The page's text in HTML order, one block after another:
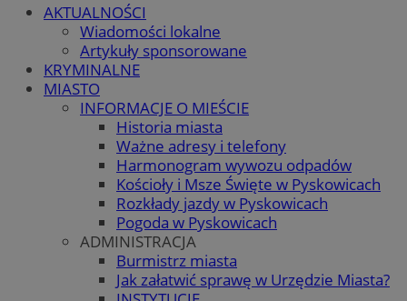
AKTUALNOŚCI
Wiadomości lokalne
Artykuły sponsorowane
KRYMINALNE
MIASTO
INFORMACJE O MIEŚCIE
Historia miasta
Ważne adresy i telefony
Harmonogram wywozu odpadów
Kościoły i Msze Święte w Pyskowicach
Rozkłady jazdy w Pyskowicach
Pogoda w Pyskowicach
ADMINISTRACJA
Burmistrz miasta
Jak załatwić sprawę w Urzędzie Miasta?